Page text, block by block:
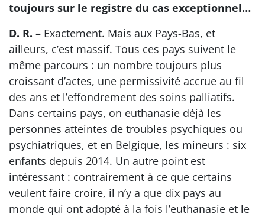
toujours sur le registre du cas exceptionnel…
D. R. – Exactement. Mais aux Pays-Bas, et
ailleurs, c’est massif. Tous ces pays suivent le
même parcours : un nombre toujours plus
croissant d’actes, une permissivité accrue au fil
des ans et l’effondrement des soins palliatifs.
Dans certains pays, on euthanasie déjà les
personnes atteintes de troubles psychiques ou
psychiatriques, et en Belgique, les mineurs : six
enfants depuis 2014. Un autre point est
intéressant : contrairement à ce que certains
veulent faire croire, il n’y a que dix pays au
monde qui ont adopté à la fois l’euthanasie et le